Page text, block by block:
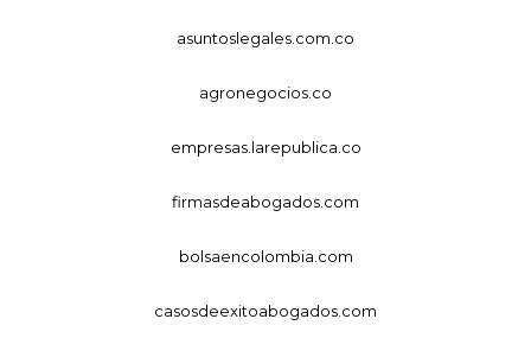
asuntoslegales.com.co
agronegocios.co
empresas.larepublica.co
firmasdeabogados.com
bolsaencolombia.com
casosdeexitoabogados.com